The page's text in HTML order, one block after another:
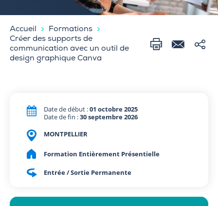
Accueil
Formations
Créer des supports de
communication avec un outil de
design graphique Canva
Date de début :01 octobre 2025
Date de fin :30 septembre 2026
MONTPELLIER
Formation Entièrement Présentielle
Entrée / Sortie Permanente